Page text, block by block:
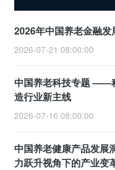
2026年中国养老金融发
2026-07-21 08:00:00
中国养老科技专题 ——
造行业新主线
2026-07-16 08:00:00
中国养老健康产品发
力跃升视角下的产业变